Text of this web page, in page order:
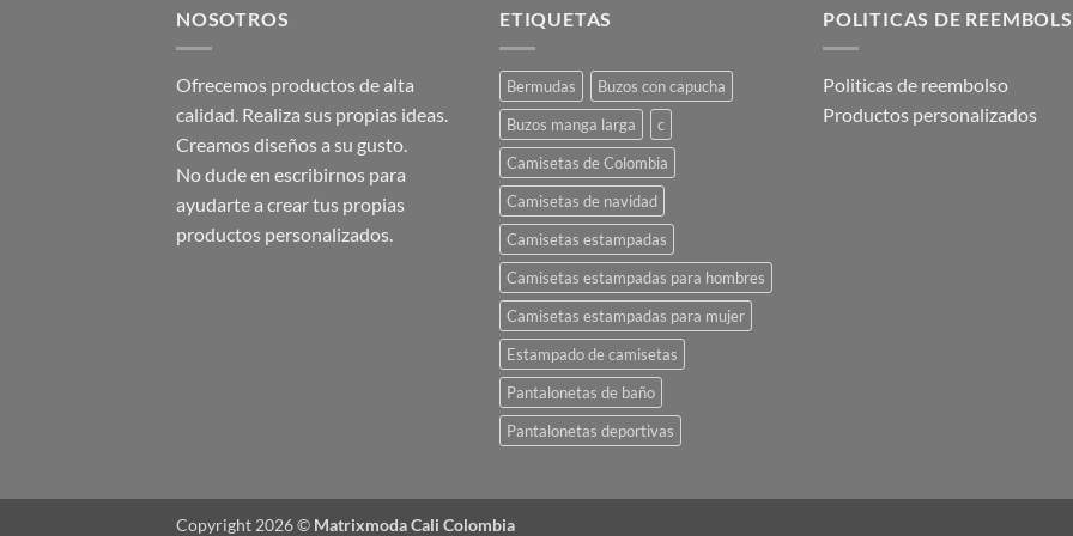
opciones
se
pueden
elegir
en
la
Las
opciones
pueden
elegir
en
la
página
de
producto
múltiples
opciones
se
NOSOTROS
Ofrecemos productos de alta
calidad. Realiza sus propias ideas.
Creamos diseños a su gusto.
No dude en escribirnos para
ayudarte a crear tus propias
productos personalizados.
ETIQUETAS
Bermudas
Buzos con capucha
Buzos manga larga
c
Camisetas de Colombia
Camisetas de navidad
Camisetas estampadas
Camisetas estampadas para hombres
Camisetas estampadas para mujer
Estampado de camisetas
Pantalonetas de baño
Pantalonetas deportivas
POLITICAS DE
Politicas de reembolso
Productos personalizados
Copyright 2026 © Matrixmoda Cali Colombia